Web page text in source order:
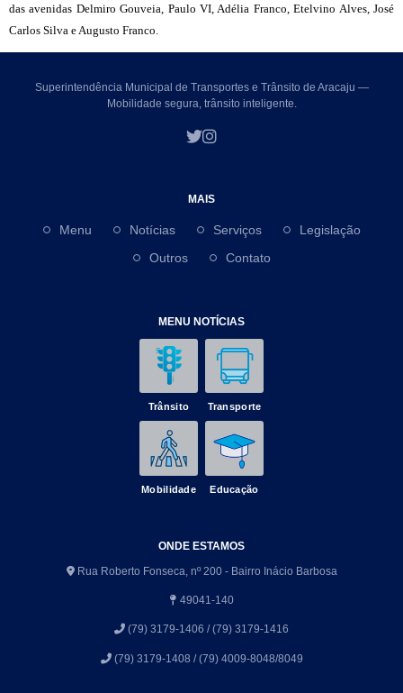
das avenidas Delmiro Gouveia, Paulo VI, Adélia Franco, Etelvino Alves, José
Carlos Silva e Augusto Franco.
Superintendência Municipal de Transportes e Trânsito de Aracaju —
Mobilidade segura, trânsito inteligente.
MAIS
Menu Notícias Serviços
Legislação
Outros
Contato
MENU NOTÍCIAS
Trânsito Transporte
Mobilidade Educação
ONDE ESTAMOS
Rua Roberto Fonseca, nº 200 - Bairro Inácio Barbosa
49041-140
(79) 3179-1406 / (79) 3179-1416
(79) 3179-1408 / (79) 4009-8048/8049